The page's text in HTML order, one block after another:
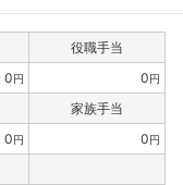
役職手当
0円 0円
家族手当
0円 0円